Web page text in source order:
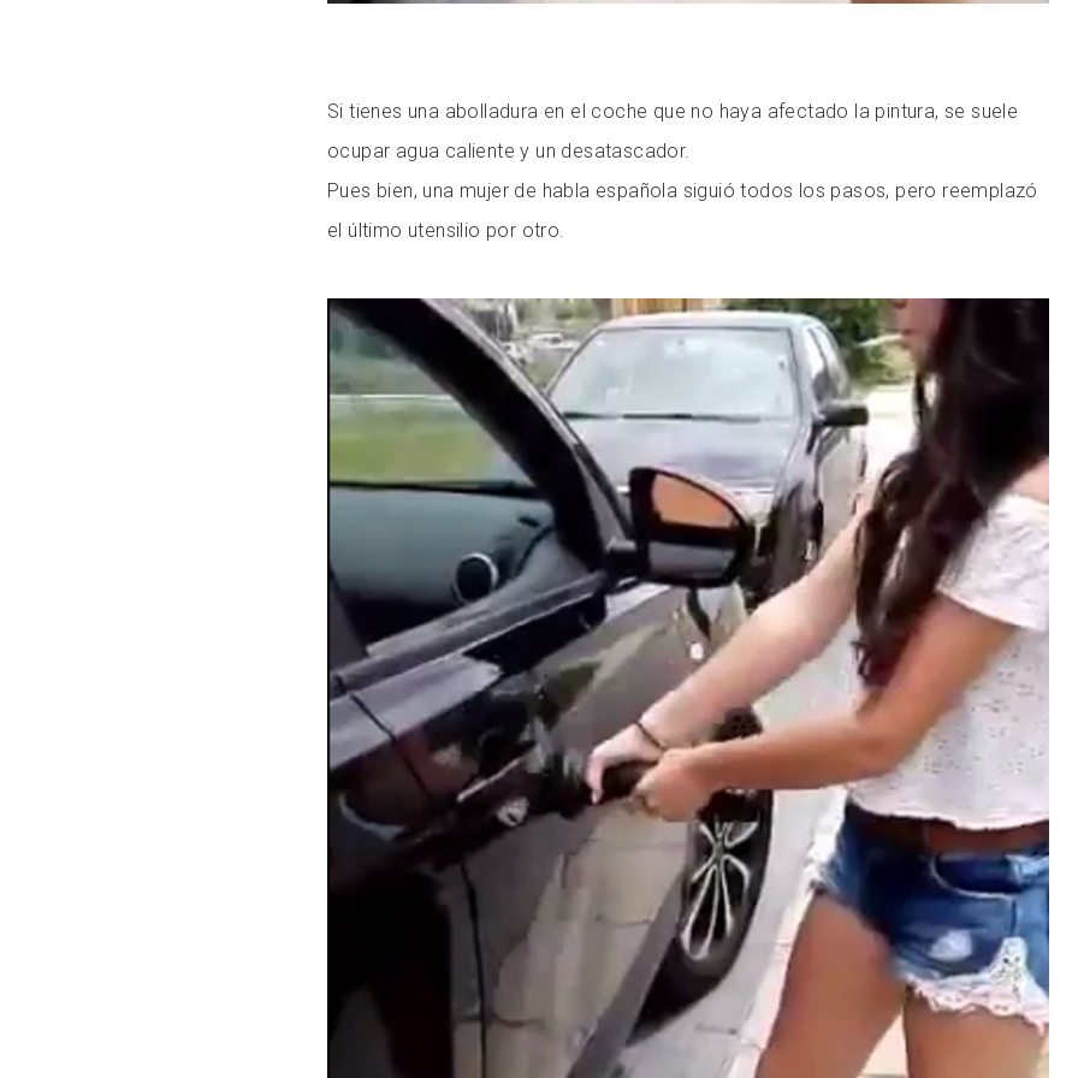
Si tienes una abolladura en el coche que no haya afectado la pintura, se suele
ocupar agua caliente y un desatascador.
Pues bien, una mujer de habla española siguió todos los pasos, pero reemplazó
el último utensilio por otro.